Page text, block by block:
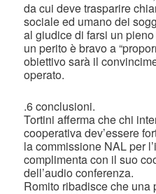
da cui deve trasparire
sociale ed umano dei
al giudice di farsi un
un perito è bravo a
obiettivo sarà il
operato.
.6 conclusioni.
Tortini afferma che chi
cooperativa dev’essere
la commissione NAL per
complimenta con il suo
dell’audio conferenza.
Romito ribadisce che